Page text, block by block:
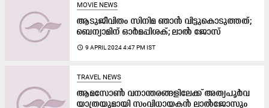
MOVIE NEWS
ആടുജീവിതം സിനിമ ഞാൻ വിട്ടുകൊടുത്തത്;
ബെന്യാമിന് ഓർമപ്പിശക്; ലാൽ ജോസ്
access_time 9 APRIL 2024 4:47 PM IST
TRAVEL NEWS
ആമസോൺ വനാന്തരങ്ങളിലേക്ക് അത്യപൂർവ
യാത്രയുമായി സംവിധായകൻ ലാൽജോസും